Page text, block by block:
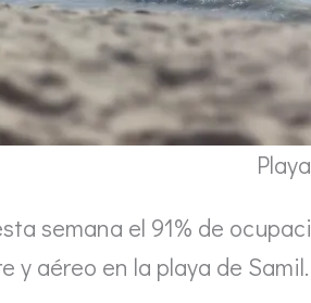
semana el 91% de
aéreo en la playa de